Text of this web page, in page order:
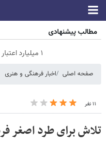
مطالب پیشنهادی
۱ میلیارد اعتبار خرید طلا | بدون ضامن و چک
صفحه اصلی اخبار فرهنگی و هنری
۱۱ نفر
تلاش برای طرد اصغر